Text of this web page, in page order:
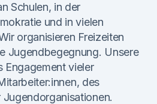
Schulen, in der
und in vielen
organisieren Freizeiten
Jugendbegegnung. Unsere
Engagement vieler
des